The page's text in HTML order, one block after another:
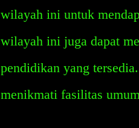
wilayah ini untuk
wilayah ini juga dapat
pendidikan yang
menikmati fasilitas